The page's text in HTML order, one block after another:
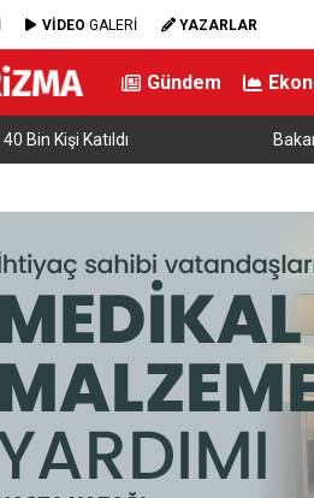
VİDEO GALERİ YAZARLAR
Gündem
Kayseri’de gençlerle buluştu